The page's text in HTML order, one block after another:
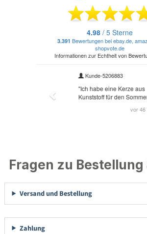
Fragen zu Bestellung
Versand und Bestellung
Zahlung